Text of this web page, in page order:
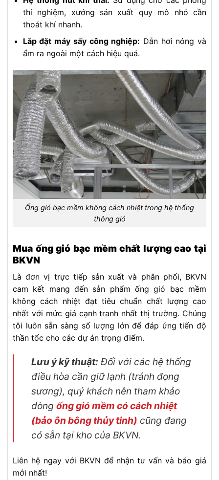
thí nghiệm, xưởng sản xuất quy mô nhỏ cần
thoát khí nhanh.
Lắp đặt máy sấy công nghiệp: Dẫn hơi nóng và
ẩm ra ngoài một cách hiệu quả.
Ống gió bạc mềm không cách nhiệt trong hệ thống
thông gió
Mua ống gió bạc mềm chất lượng cao tại
BKVN
Là đơn vị trực tiếp sản xuất và phân phối, BKVN
cam kết mang đến sản phẩm ống gió bạc mềm
không cách nhiệt đạt tiêu chuẩn chất lượng cao
nhất với mức giá cạnh tranh nhất thị trường. Chúng
tôi luôn sẵn sàng số lượng lớn để đáp ứng tiến độ
thần tốc cho các dự án trọng điểm.
Lưu ý kỹ thuật: Đối với các hệ thống
điều hòa cần giữ lạnh (tránh đọng
sương), quý khách nên tham khảo
dòng ống gió mềm có cách nhiệt
(bảo ôn bông thủy tinh) cũng đang
có sẵn tại kho của BKVN.
Liên hệ ngay với BKVN để nhận tư vấn và báo giá
mới nhất!